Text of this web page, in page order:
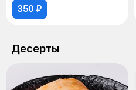
350 ₽
Десерты